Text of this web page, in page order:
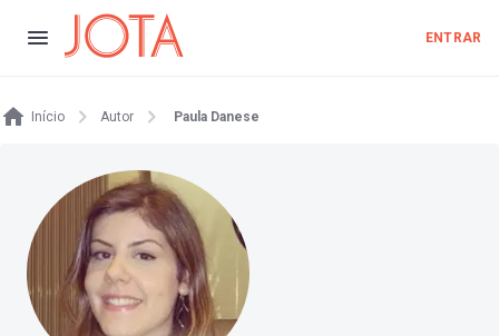
ENTRAR
Início Autor Paula Danese